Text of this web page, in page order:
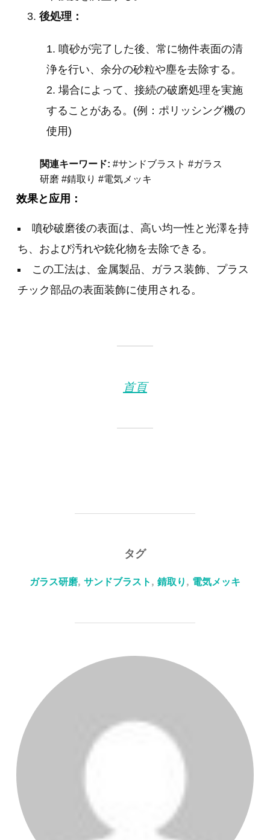
後処理：
噴砂が完了した後、常に物件表面の清
浄を行い、余分の砂粒や塵を去除する。
場合によって、接続の破磨処理を実施
することがある。(例：ポリッシング機の
使用)
関連キーワード: #サンドブラスト #ガラス
研磨 #錆取り #電気メッキ
效果と应用：
噴砂破磨後の表面は、高い均一性と光澤を持
ち、および汚れや銃化物を去除できる。
この工法は、金属製品、ガラス装飾、プラス
チック部品の表面装飾に使用される。
首頁
タグ
ガラス研磨, サンドブラスト , 錆取り , 電気メッキ